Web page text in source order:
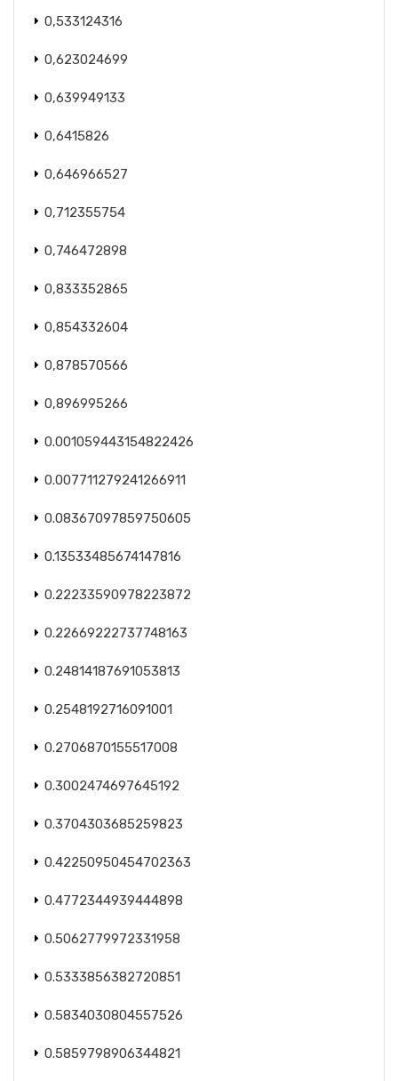
0,533124316
0,623024699
0,639949133
0,6415826
0,646966527
0,712355754
0,746472898
0,833352865
0,854332604
0,878570566
0,896995266
0.001059443154822426
0.007711279241266911
0.08367097859750605
0.13533485674147816
0.22233590978223872
0.22669222737748163
0.24814187691053813
0.2548192716091001
0.2706870155517008
0.3002474697645192
0.3704303685259823
0.42250950454702363
0.4772344939444898
0.5062779972331958
0.5333856382720851
0.5834030804557526
0.5859798906344821